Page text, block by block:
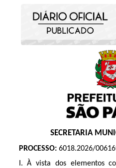
SECRETARIA
PROCESSO: 6018.2026/
I. À vista dos elementos